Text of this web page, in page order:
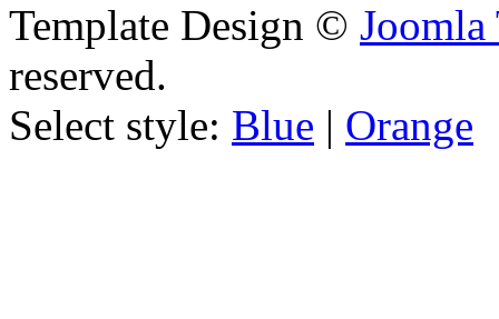
Template Design © Joomla
reserved.
Select style: Blue | Orange